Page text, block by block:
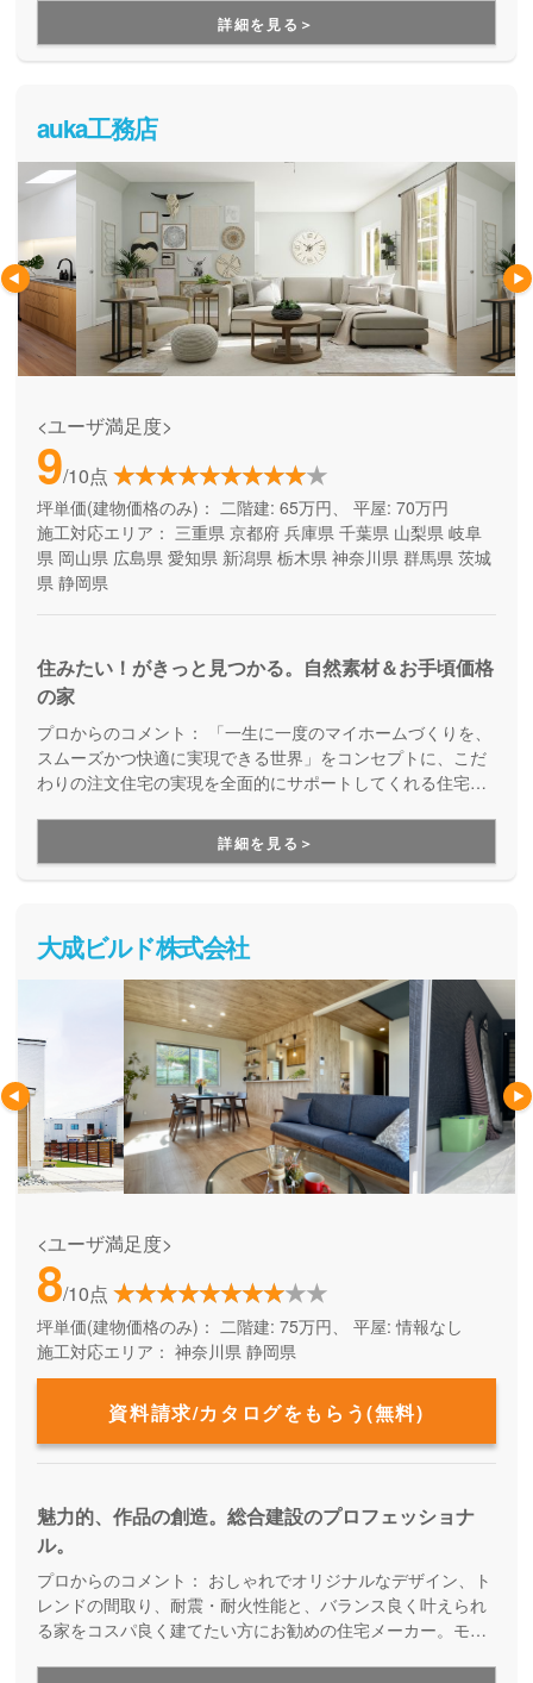
心設計」を提案してくれます。
詳細を見る＞
auka工務店
<ユーザ満足度>
9/10点
坪単価(建物価格のみ)： 二階建: 65万円、 平屋: 70万円
施工対応エリア： 三重県 京都府 兵庫県 千葉県 山梨県 岐阜
県 岡山県 広島県 愛知県 新潟県 栃木県 神奈川県 群馬県 茨城
県 静岡県
住みたい！がきっと見つかる。自然素材＆お手頃価格
の家
プロからのコメント：
「一生に一度のマイホームづくりを、
スムーズかつ快適に実現できる世界」をコンセプトに、こだ
わりの注文住宅の実現を全面的にサポートしてくれる住宅メ
耐久の安心快適な住まいづくり、暮らし始めた後のメンテナ
ンスや将来的なリフォームのことまで、まるっとお任せいた
だけます。
詳細を見る＞
大成ビルド株式会社
<ユーザ満足度>
8/10点
坪単価(建物価格のみ)： 二階建: 75万円、 平屋: 情報なし
施工対応エリア： 神奈川県 静岡県
資料請求/カタログをもらう(無料)
魅力的、作品の創造。総合建設のプロフェッショナ
ル。
プロからのコメント： おしゃれでオリジナルなデザイン、ト
レンドの間取り、耐震・耐火性能と、バランス良く叶えられ
る家をコスパ良く建てたい方にお勧めの住宅メーカー。モデ